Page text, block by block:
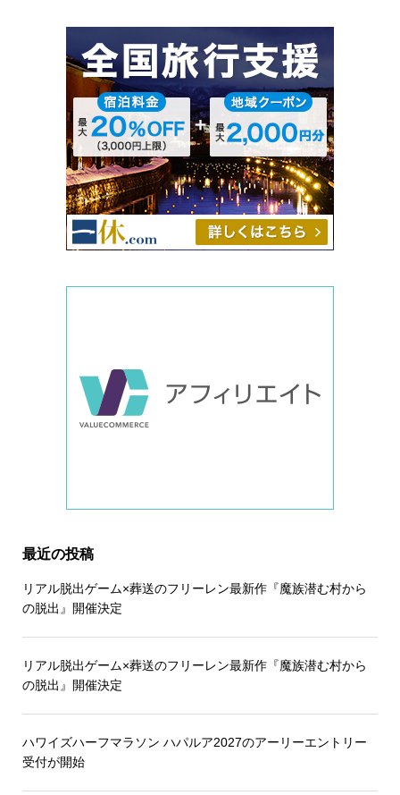
最近の投稿
リアル脱出ゲーム×葬送のフリーレン最新作『魔族潜む村から
の脱出』開催決定
リアル脱出ゲーム×葬送のフリーレン最新作『魔族潜む村から
の脱出』開催決定
ハワイズハーフマラソン ハパルア2027のアーリーエントリー
受付が開始